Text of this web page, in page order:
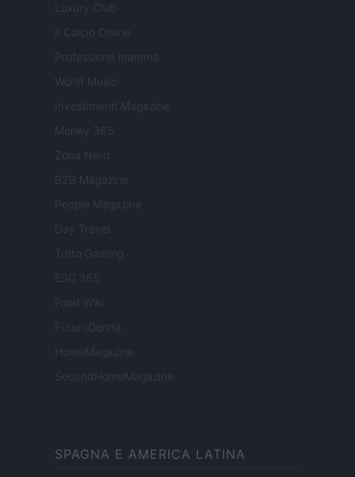
Luxury Club
Il Calcio Online
Professione mamma
World Music
Investimenti Magazine
Money 365
Zona Nerd
B2B Magazine
People Magazine
Day Travel
Tutto Gaming
ESG 365
Food Wiki
FuturoDonna
HomeMagazine
SecondHomeMagazine
SPAGNA E AMERICA LATINA